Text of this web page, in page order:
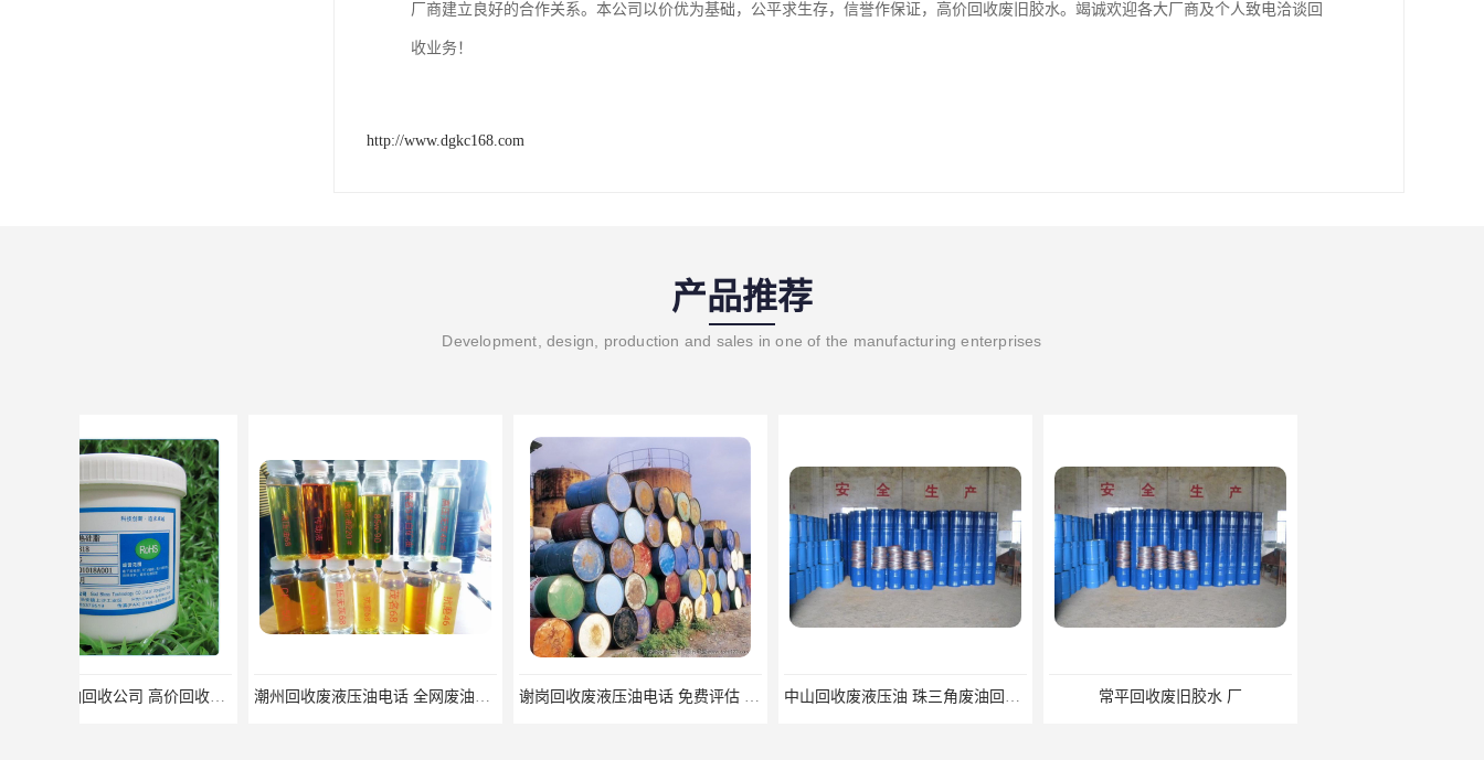
厂商建立良好的合作关系。本公司以价优为基础，公平求生存，信誉作保证，高价回收废旧胶水。竭诚欢迎各大厂商及个人致电洽谈回
收业务！
http://www.dgkc168.com
产品推荐
Development, design, production and sales in one of the manufacturing enterprises
潮州回收废液压油电话 全网废油处理回收公司 谢岗回收废液压油电话 免费评估 上门服务 中山回收废液压油 珠三角废油回收公司 常平回收废旧胶水 厂 凤岗高价回收废旧胶水电话